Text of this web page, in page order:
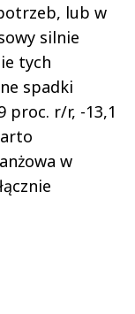
lub w
silnie
tych
spadki
proc. r/r, -13,1
w